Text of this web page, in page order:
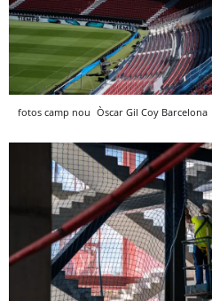
fotos camp nou Òscar Gil Coy Barcelona